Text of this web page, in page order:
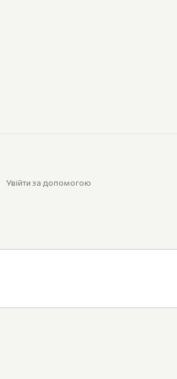
Увійти за допомогою